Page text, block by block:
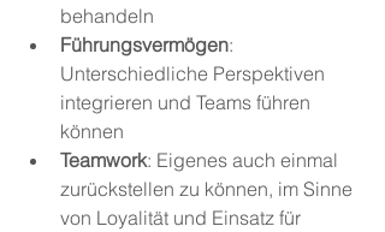
behandeln
Führungsvermögen:
Unterschiedliche Perspektiven
integrieren und Teams führen
können
Teamwork: Eigenes auch einmal
zurückstellen zu können, im Sinne
von Loyalität und Einsatz für